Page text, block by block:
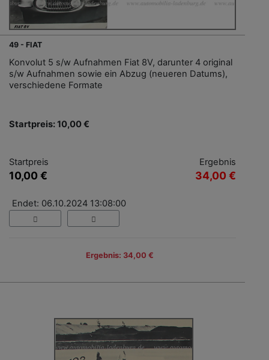
49 - FIAT
Konvolut 5 s/w Aufnahmen Fiat 8V, darunter 4 original
s/w Aufnahmen sowie ein Abzug (neueren Datums),
verschiedene Formate
Startpreis: 10,00 €
Startpreis
10,00 €
Ergebnis
34,00 €
Endet: 06.10.2024 13:08:00
Ergebnis: 34,00 €